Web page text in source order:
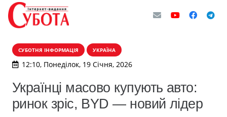
СУБОТНЯ ІНФОРМАЦІЯ УКРАЇНА
12:10, Понеділок, 19 Січня, 2026
Українці масово купують авто:
ринок зріс, BYD — новий лідер